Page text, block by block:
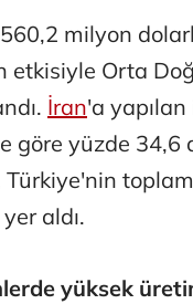
milyon
etkisiyle Orta
İran'a
göre yüzde
Türkiye'nin
aldı.
yüksek
Tunca Bengin
Deniz Kilislioğlu